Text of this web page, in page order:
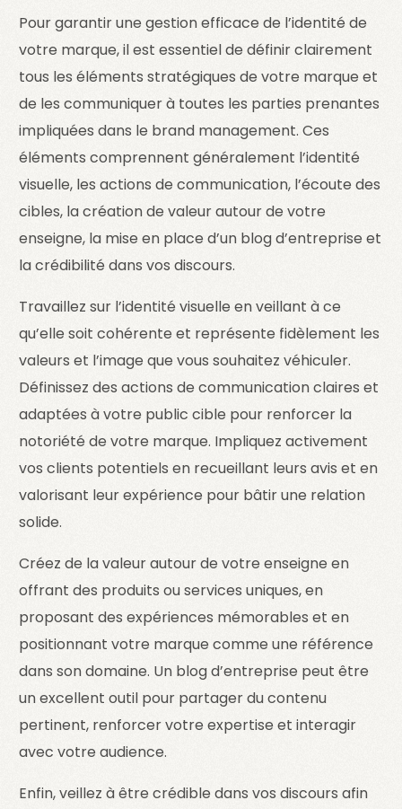
Pour garantir une gestion efficace de l’identité de
votre marque, il est essentiel de définir clairement
tous les éléments stratégiques de votre marque et
de les communiquer à toutes les parties prenantes
impliquées dans le brand management. Ces
éléments comprennent généralement l’identité
visuelle, les actions de communication, l’écoute des
cibles, la création de valeur autour de votre
enseigne, la mise en place d’un blog d’entreprise et
la crédibilité dans vos discours.
Travaillez sur l’identité visuelle en veillant à ce
qu’elle soit cohérente et représente fidèlement les
valeurs et l’image que vous souhaitez véhiculer.
Définissez des actions de communication claires et
adaptées à votre public cible pour renforcer la
notoriété de votre marque. Impliquez activement
vos clients potentiels en recueillant leurs avis et en
valorisant leur expérience pour bâtir une relation
solide.
Créez de la valeur autour de votre enseigne en
offrant des produits ou services uniques, en
proposant des expériences mémorables et en
positionnant votre marque comme une référence
dans son domaine. Un blog d’entreprise peut être
un excellent outil pour partager du contenu
pertinent, renforcer votre expertise et interagir
avec votre audience.
Enfin, veillez à être crédible dans vos discours afin